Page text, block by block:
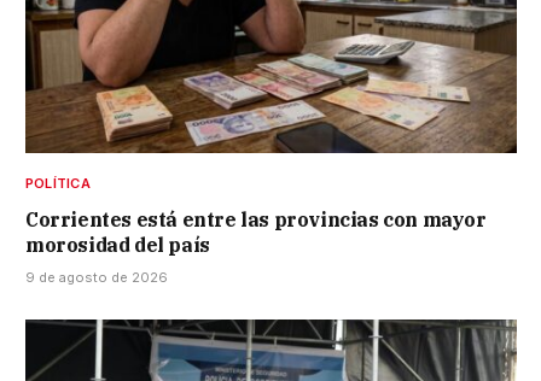
POLÍTICA
Corrientes está entre las provincias con mayor
morosidad del país
9 de agosto de 2026